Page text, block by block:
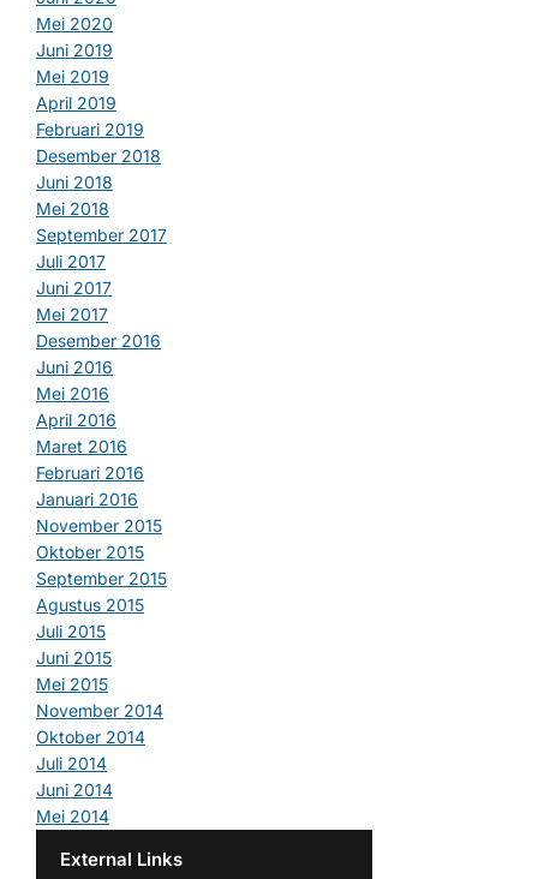
Mei 2020
Juni 2019
Mei 2019
April 2019
Februari 2019
Desember 2018
Juni 2018
Mei 2018
September 2017
Juli 2017
Juni 2017
Mei 2017
Desember 2016
Juni 2016
Mei 2016
April 2016
Maret 2016
Februari 2016
Januari 2016
November 2015
Oktober 2015
September 2015
Agustus 2015
Juli 2015
Juni 2015
Mei 2015
November 2014
Oktober 2014
Juli 2014
Juni 2014
Mei 2014
External Links